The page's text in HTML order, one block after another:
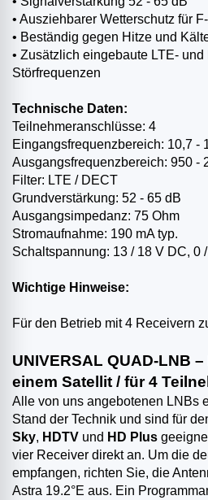
• Ausziehbarer Wetterschutz für
• Beständig gegen Hitze und
• Zusätzlich eingebaute LTE-
Störfrequenzen
Technische Daten:
Teilnehmeranschlüsse: 4
Eingangsfrequenzbereich: 10,7 -
Ausgangsfrequenzbereich: 950 -
Filter: LTE / DECT
Grundverstärkung: 52 - 65 dB
Ausgangsimpedanz: 75 Ohm
Stromaufnahme: 190 mA typ.
Schaltspannung: 13 / 18 V DC, 0
Wichtige Hinweise:
Für den Betrieb mit 4 Receivern
UNIVERSAL QUAD-LNB –
einem Satellit / für 4
Alle von uns angebotenen LNBs
Stand der Technik und sind für
Sky, HDTV und HD Plus
vier Receiver direkt an. Um die
empfangen, richten Sie, die
Astra 19.2°E aus. Ein